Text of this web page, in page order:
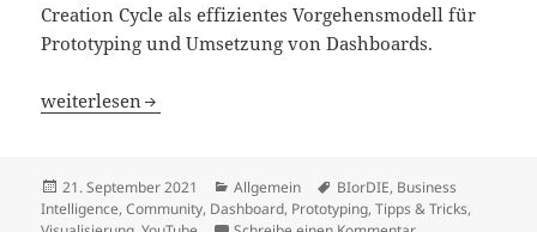
Creation Cycle als effizientes Vorgehensmodell für
Prototyping und Umsetzung von Dashboards.
BI or DIE New Banking – „Dashboard Creation Cycle“
weiterlesen
Veröffentlicht
am
21. September 2021 Kategorien
Allgemein Schlagwörter
BIorDIE, Business
Intelligence,Community, Dashboard, Prototyping,Tipps & Tricks,